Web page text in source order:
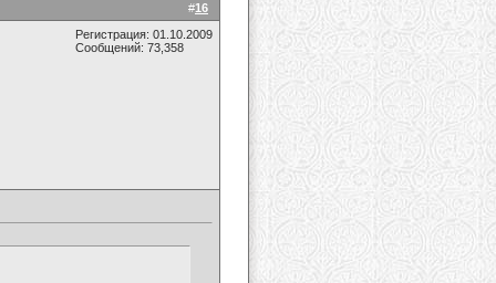
#16
Регистрация: 01.10.2009
Сообщений: 73,358